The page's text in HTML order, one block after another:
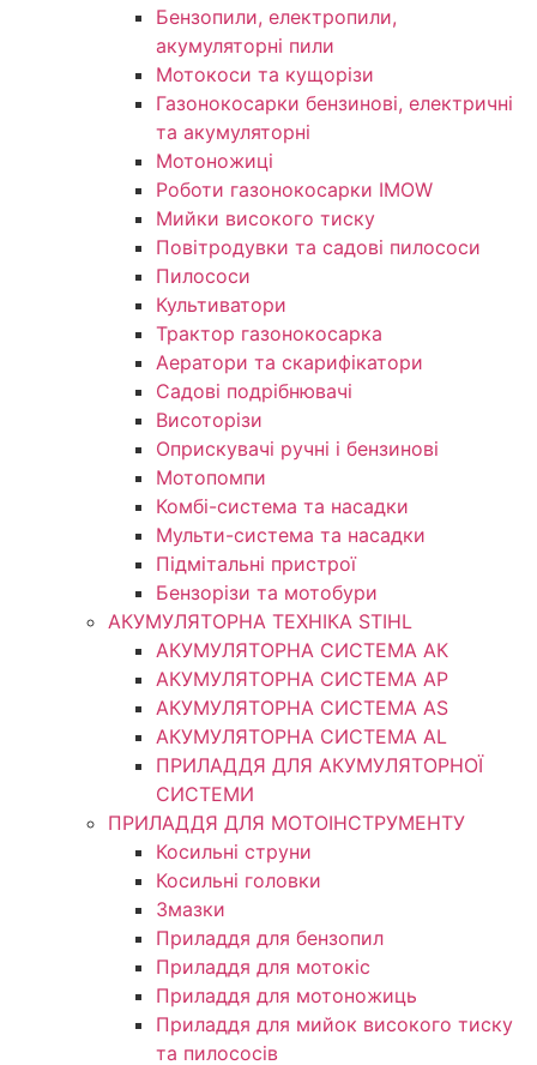
Бензопили, електропили,
акумуляторні пили
Мотокоси та кущорізи
Газонокосарки бензинові, електричні
та акумуляторні
Мотоножиці
Роботи газонокосарки IMOW
Мийки високого тиску
Повітродувки та садові пилососи
Пилососи
Культиватори
Трактор газонокосарка
Аератори та скарифікатори
Садові подрібнювачі
Висоторізи
Оприскувачі ручні і бензинові
Мотопомпи
Комбі-система та насадки
Мульти-система та насадки
Підмітальні пристрої
Бензорізи та мотобури
АКУМУЛЯТОРНА ТЕХНІКА STIHL
АКУМУЛЯТОРНА СИСТЕМА АК
АКУМУЛЯТОРНА СИСТЕМА АР
АКУМУЛЯТОРНА СИСТЕМА AS
АКУМУЛЯТОРНА СИСТЕМА AL
ПРИЛАДДЯ ДЛЯ АКУМУЛЯТОРНОЇ
СИСТЕМИ
ПРИЛАДДЯ ДЛЯ МОТОІНСТРУМЕНТУ
Косильні струни
Косильні головки
Змазки
Приладдя для бензопил
Приладдя для мотокіс
Приладдя для мотоножиць
Приладдя для мийок високого тиску
та пилососів